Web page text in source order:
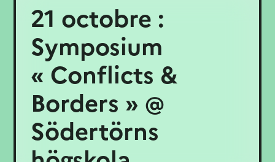
21 octobre :
Symposium
« Conflicts &
Borders » @
Södertörns